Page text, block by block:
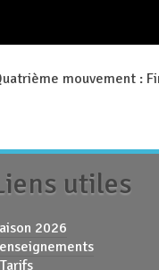
mouvement :
utiles
2026
Tarifs